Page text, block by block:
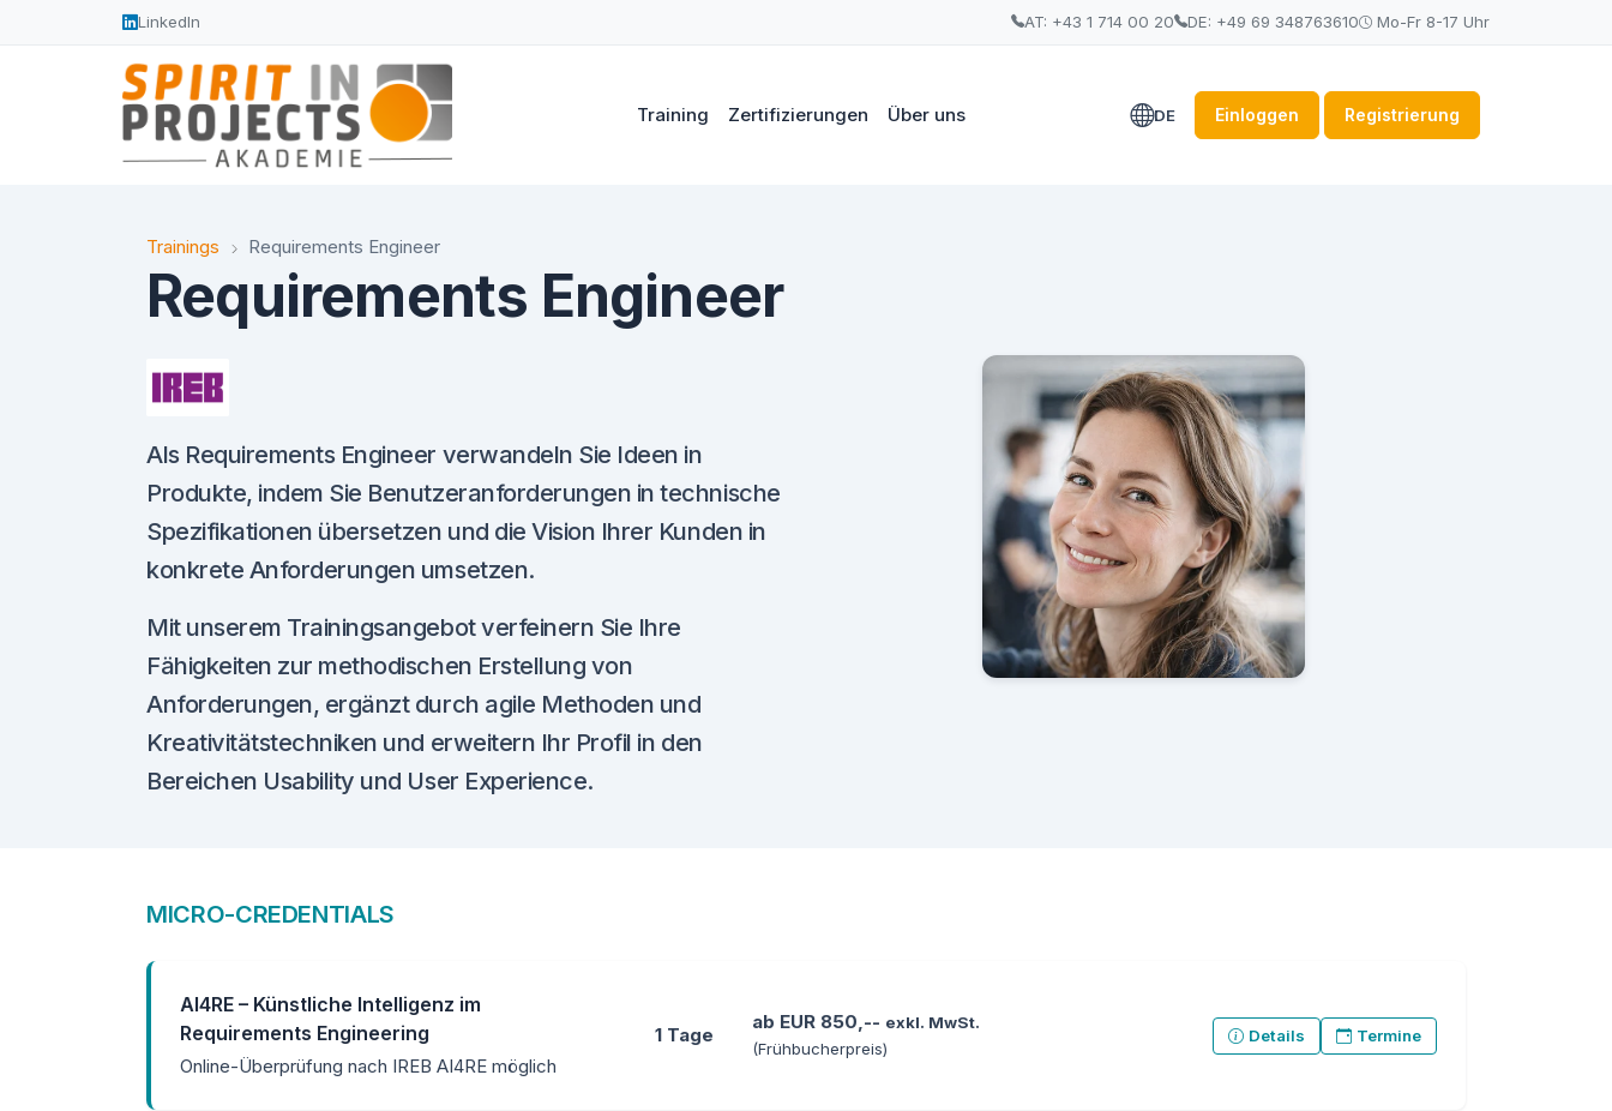
LinkedIn AT: +43 1 714 00 20 DE: +49 69 348763610 Mo-Fr 8-17 Uhr
DE Einloggen Registrierung
Training Zertifizierungen Über uns
Trainings Requirements Engineer
Requirements Engineer
Als Requirements Engineer verwandeln Sie Ideen in
Produkte, indem Sie Benutzeranforderungen in technische
Spezifikationen übersetzen und die Vision Ihrer Kunden in
konkrete Anforderungen umsetzen.
Mit unserem Trainingsangebot verfeinern Sie Ihre
Fähigkeiten zur methodischen Erstellung von
Anforderungen, ergänzt durch agile Methoden und
Kreativitätstechniken und erweitern Ihr Profil in den
Bereichen Usability und User Experience.
MICRO-CREDENTIALS
AI4RE – Künstliche Intelligenz im
Requirements Engineering
Online-Überprüfung nach IREB AI4RE möglich
1 Tage
ab EUR 850,-- exkl. MwSt.
(Frühbucherpreis)
Details Termine